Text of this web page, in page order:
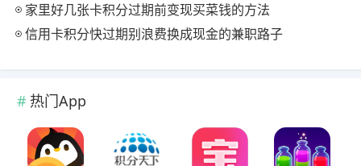
家里好几张卡积分过期前变现买菜钱的方法
信用卡积分快过期别浪费换成现金的兼职路子
热门App